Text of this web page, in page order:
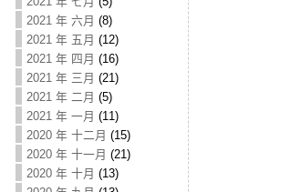
2021 年 六月 (8)
2021 年 五月 (12)
2021 年 四月 (16)
2021 年 三月 (21)
2021 年 二月 (5)
2021 年 一月 (11)
2020 年 十二月 (15)
2020 年 十一月 (21)
2020 年 十月 (13)